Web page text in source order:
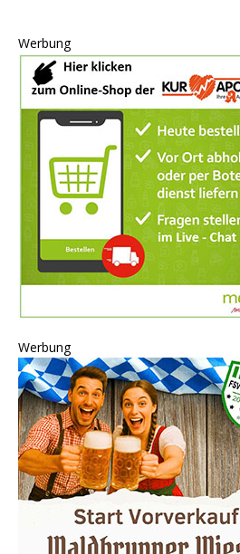
Werbung
Werbung